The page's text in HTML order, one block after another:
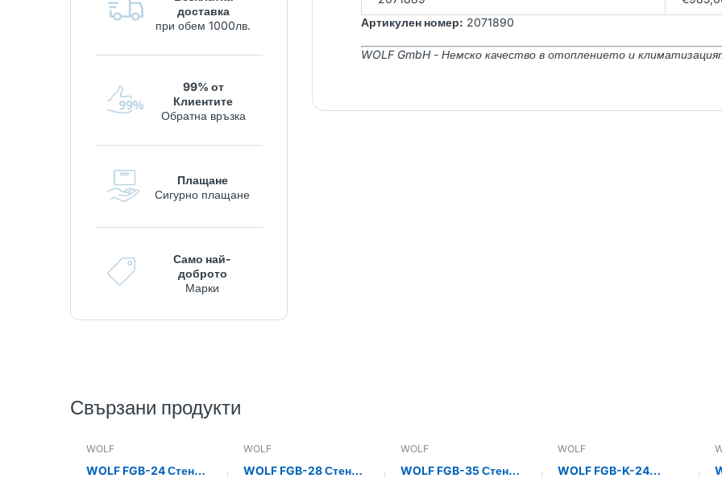
доставка
при обем 1000лв.
99% от
Клиентите
Обратна връзка
Плащане
Сигурно плащане
Само най-
доброто
Марки
Артикулен номер: 2071890
WOLF GmbH - Немско качество в отоплението и
Свързани продукти
WOLF
WOLF FGB-24 Стенен
WOLF
WOLF FGB-28 Стенен
WOLF
WOLF FGB-35 Стенен
WOLF
WOLF FGB-K-24